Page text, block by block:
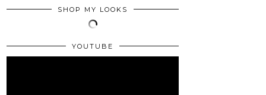
SHOP MY LOOKS
YOUTUBE